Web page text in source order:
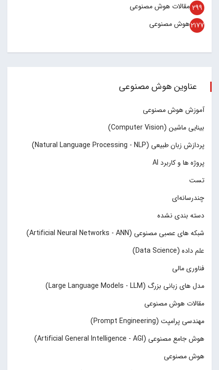
مقالات هوش مصنوعی 299
هوش مصنوعی2177
عناوین هوش مصنوعی
آموزش هوش مصنوعی
بینایی ماشین (Computer Vision)
پردازش زبان طبیعی (Natural Language Processing - NLP)
پروژه ها و کاربرد AI
تست
چند‌‌رسانه‌ای
دسته بندی نشده
شبکه های عصبی مصنوعی (Artificial Neural Networks - ANN)
علم داده (Data Science)
فناوری مالی
مدل های زبانی بزرگ (Large Language Models - LLM)
مقالات هوش مصنوعی
مهندسی پرامپت (Prompt Engineering)
هوش جامع مصنوعی (Artificial General Intelligence - AGI)
هوش مصنوعی